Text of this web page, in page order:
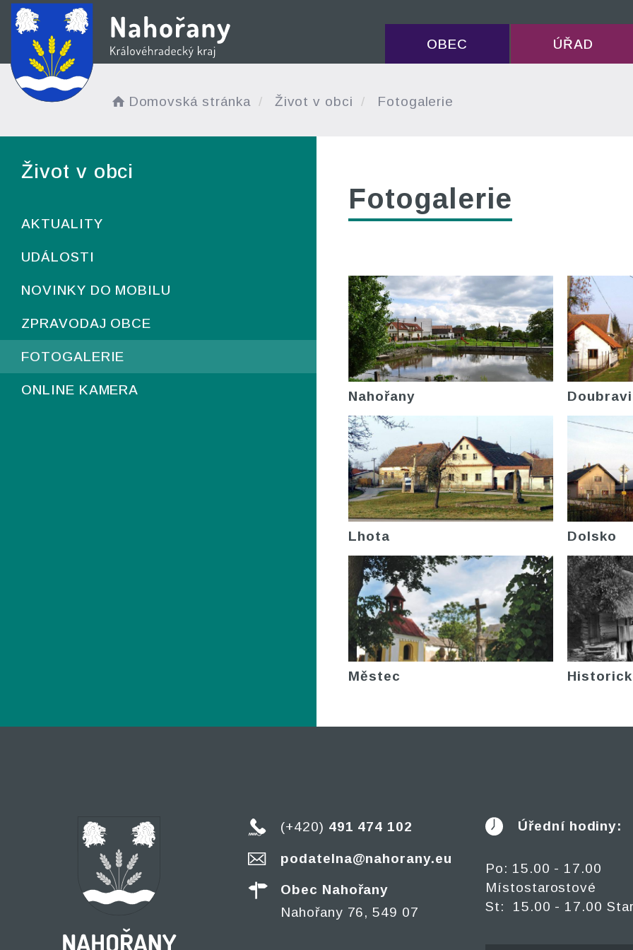
OBEC ÚŘAD
Domovská stránka Život v obci Fotogalerie
Život v obci
AKTUALITY
UDÁLOSTI
NOVINKY DO MOBILU
ZPRAVODAJ OBCE
FOTOGALERIE
ONLINE KAMERA
Fotogalerie
Nahořany
Lhota Dolsko
Městec
(+420) 491 474 102
podatelna@nahorany.eu
Obec Nahořany
Nahořany 76, 549 07
Úřední hodiny:
Po: 15.00 - 17.00
Místostarostové
St: 15.00 - 17.00